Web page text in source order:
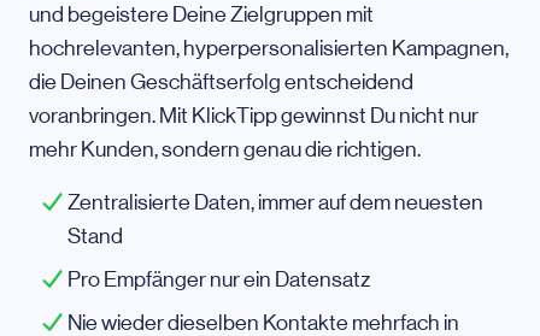
und begeistere Deine Zielgruppen mit
hochrelevanten, hyperpersonalisierten Kampagnen,
die Deinen Geschäftserfolg entscheidend
voranbringen. Mit KlickTipp gewinnst Du nicht nur
mehr Kunden, sondern genau die richtigen.
Zentralisierte Daten, immer auf dem neuesten
Stand
Pro Empfänger nur ein Datensatz
Nie wieder dieselben Kontakte mehrfach in